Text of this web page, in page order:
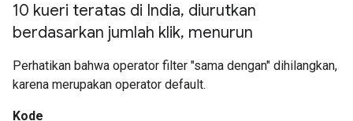
10 kueri teratas di India, diurutkan
berdasarkan jumlah klik, menurun
Perhatikan bahwa operator filter "sama dengan" dihilangkan,
karena merupakan operator default.
Kode